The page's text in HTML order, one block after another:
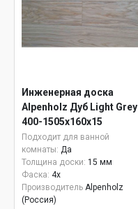
Инженерная доска
Alpenholz Дуб Light Grey
400-1505х160х15
Подходит для ванной
комнаты: Да
Толщина доски: 15 мм
Фаска: 4x
Производитель Alpenholz
(Россия)